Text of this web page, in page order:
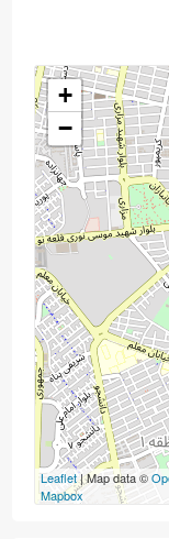
+
−
Leaflet| Map data ©
Mapbox